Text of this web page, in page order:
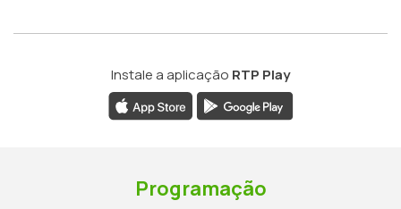
Instale a aplicação RTP Play
Programação